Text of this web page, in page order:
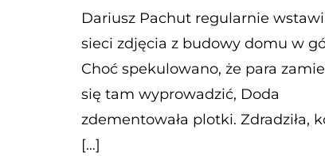
Dariusz Pachut regularnie
sieci zdjęcia z budowy domu w
Choć spekulowano, że para
się tam wyprowadzić, Doda
zdementowała plotki. Zdradziła,
[…]